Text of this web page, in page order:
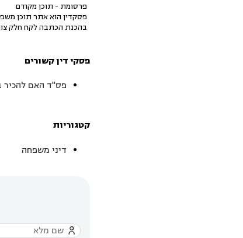
פרסומת - תוכן מקודם
פסקדין הוא אתר תוכן
בהכנת הכתבה לקח חלק
פסקי דין קשורים
פס"ד האם להכיר
קטגוריות
דיני משפחה
